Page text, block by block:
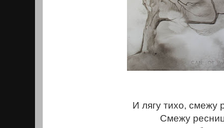
И лягу тихо, смежу
Смежу